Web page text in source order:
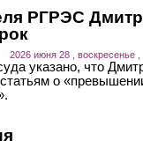
РГРЭС
2026 июня 28 , воскресенье ,
указано, что
о